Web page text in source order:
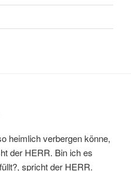
heimlich verbergen könne,
der HERR. Bin ich es
spricht der HERR.